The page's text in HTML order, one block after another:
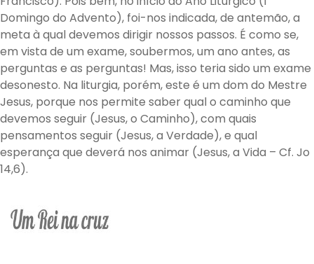
Domingo do Advento), foi-nos indicada, de antemão, a
meta à qual devemos dirigir nossos passos. É como se,
em vista de um exame, soubermos, um ano antes, as
perguntas e as perguntas! Mas, isso teria sido um exame
desonesto. Na liturgia, porém, este é um dom do Mestre
Jesus, porque nos permite saber qual o caminho que
devemos seguir (Jesus, o Caminho), com quais
pensamentos seguir (Jesus, a Verdade), e qual
esperança que deverá nos animar (Jesus, a Vida – Cf. Jo
14,6).